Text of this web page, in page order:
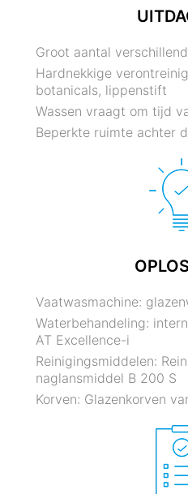
Groot aantal
Hardnekkige
botanicals, lippenstift
Wassen vraagt om tijd
Beperkte ruimte achter
Vaatwasmachine:
Waterbehandeling:
AT Excellence-i
Reinigingsmiddelen:
naglansmiddel B 200 S
Korven: Glazenkorven